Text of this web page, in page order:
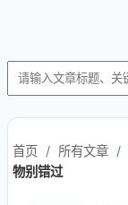
首页 / 所有文章 /
物别错过